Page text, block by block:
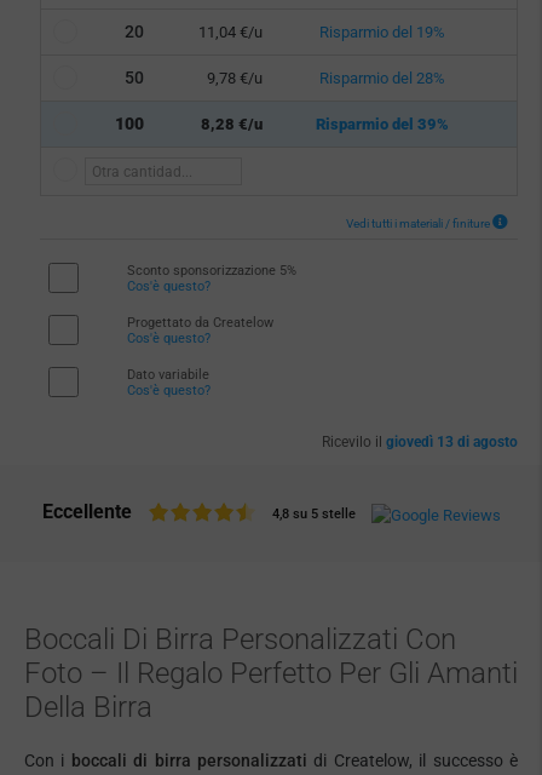
20 11,04 €/u Risparmio del 19%
50 9,78 €/u Risparmio del 28%
100 8,28 €/u Risparmio del 39%
Vedi tutti i materiali / finiture
Sconto sponsorizzazione 5%
Cos'è questo?
Progettato da Createlow
Cos'è questo?
Dato variabile
Cos'è questo?
Ricevilo il giovedì 13 di agosto
Eccellente 4,8 su 5 stelle
Boccali Di Birra Personalizzati Con
Foto – Il Regalo Perfetto Per Gli Amanti
Della Birra
Con i boccali di birra personalizzati di Createlow, il successo è